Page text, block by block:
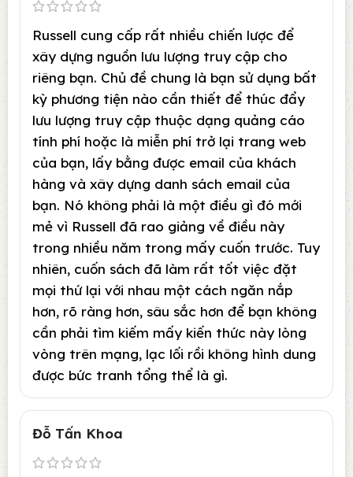
Russell cung cấp rất nhiều chiến lược để
xây dựng nguồn lưu lượng truy cập cho
riêng bạn. Chủ đề chung là bạn sử dụng bất
kỳ phương tiện nào cần thiết để thúc đẩy
lưu lượng truy cập thuộc dạng quảng cáo
tính phí hoặc là miễn phí trở lại trang web
của bạn, lấy bằng được email của khách
hàng và xây dựng danh sách email của
bạn. Nó không phải là một điều gì đó mới
mẻ vì Russell đã rao giảng về điều này
trong nhiều năm trong mấy cuốn trước. Tuy
nhiên, cuốn sách đã làm rất tốt việc đặt
mọi thứ lại với nhau một cách ngăn nắp
hơn, rõ ràng hơn, sâu sắc hơn để bạn không
cần phải tìm kiếm mấy kiến thức này lòng
vòng trên mạng, lạc lối rồi không hình dung
được bức tranh tổng thể là gì.
Đỗ Tấn Khoa